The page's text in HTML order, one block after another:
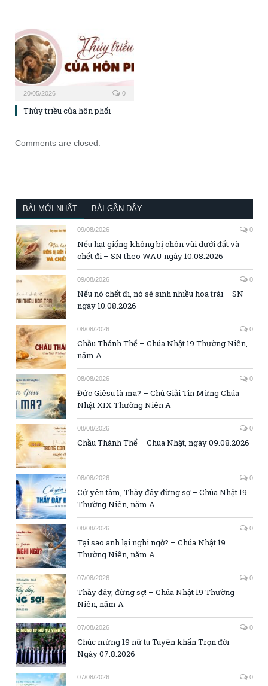
20/05/2026 0
Thủy triều của hôn phối
Comments are closed.
BÀI MỚI NHẤT BÀI GẦN ĐÂY
09/08/2026 0
Nếu hạt giống không bị chôn vùi dưới đất và
chết đi – SN theo WAU ngày 10.08.2026
09/08/2026 0
Nếu nó chết đi, nó sẽ sinh nhiều hoa trái – SN
ngày 10.08.2026
08/08/2026 0
Chầu Thánh Thể – Chúa Nhật 19 Thường Niên,
năm A
08/08/2026 0
Đức Giêsu là ma? – Chú Giải Tin Mừng Chúa
Nhật XIX Thường Niên A
08/08/2026 0
Chầu Thánh Thể – Chúa Nhật, ngày 09.08.2026
08/08/2026 0
Cứ yên tâm, Thầy đây đừng sợ – Chúa Nhật 19
Thường Niên, năm A
08/08/2026 0
Tại sao anh lại nghi ngờ? – Chúa Nhật 19
Thường Niên, năm A
07/08/2026 0
Thầy đây, đừng sợ! – Chúa Nhật 19 Thường
Niên, năm A
07/08/2026 0
Chúc mừng 19 nữ tu Tuyên khấn Trọn đời –
Ngày 07.8.2026
07/08/2026 0